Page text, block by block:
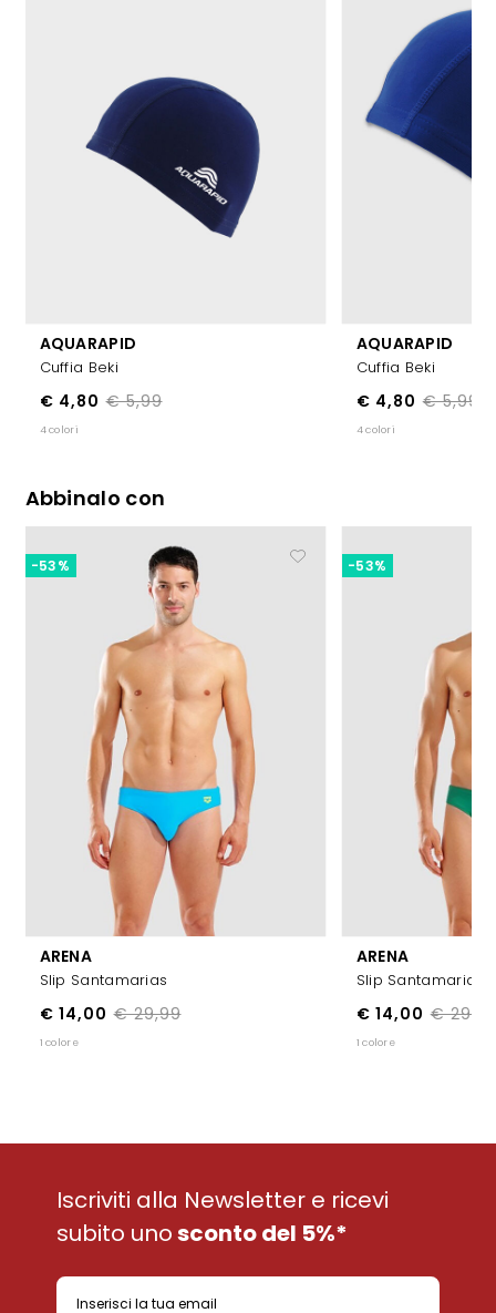
AQUARAPID
Cuffia Beki
€ 5,99
€ 4,80
4 colori
AQUARAPID
Cuffia Beki
€ 5,99
€ 4,80
4 colori
Abbinalo con
ARENA
Slip Santamarias
€ 29,99
€ 14,00
-53%
1 colore
ARENA
Slip Santamarias
€
€ 14,00
-53%
1 colore
Iscriviti alla Newsletter e ricevi
subito unosconto del 5%*